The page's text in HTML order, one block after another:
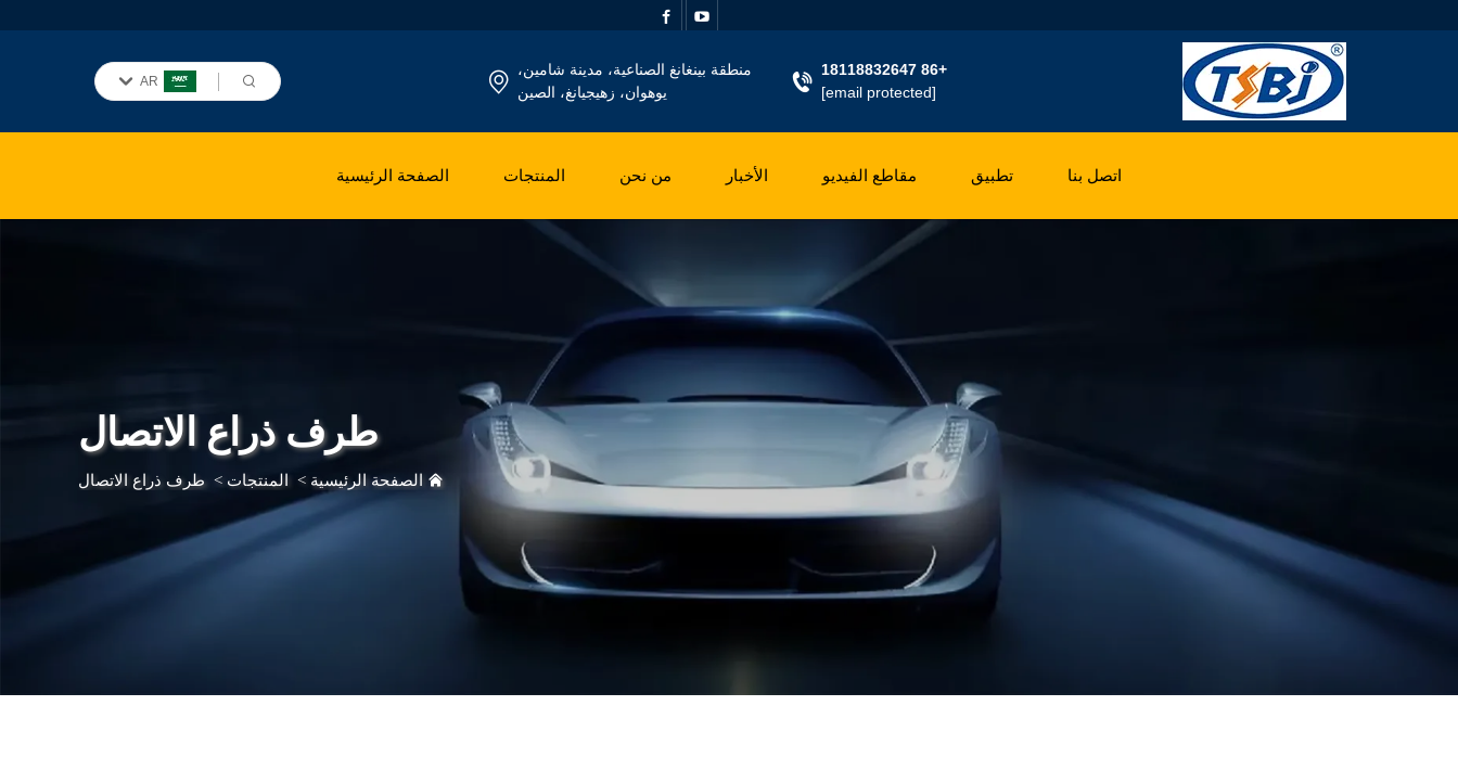
+86 18118832647
[email protected]
منطقة بينغانغ الصناعية، مدينة شامين،
يوهوان، زهيجيانغ، الصين
AR
الصفحة الرئيسية المنتجات من نحن الأخبار مقاطع الفيديو تطبيق اتصل بنا
طرف ذراع الاتصال
الصفحة الرئيسية > المنتجات > طرف ذراع الاتصال